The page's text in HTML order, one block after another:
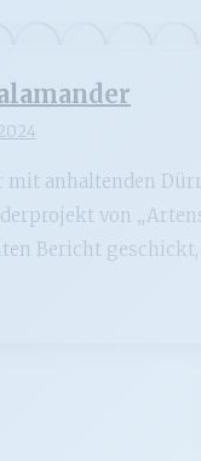
mit anhaltenden
von
Bericht